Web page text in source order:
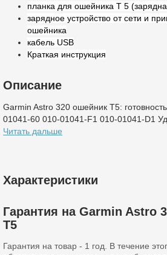
планка для ошейника T 5
зарядное устройство от сети и
ошейника
кабель USB
Краткая инструкция
Описание
Garmin Astro 320 ошейник T5:
01041-60 010-01041-F1 010-01041-D1
Читать дальше
Характеристики
Гарантия на Garmin Astro
T5
Гарантия на товар - 1 год. В течение